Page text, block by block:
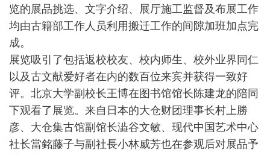
览的展品挑选、文字介绍、展厅施工监督及布展工作
均由古籍部工作人员利用搬迁工作的间隙加班加点完
成。
展览吸引了包括返校校友、校内师生、校外业界同仁
以及古文献爱好者在内的数百位来宾并获得一致好
评。北京大学副校长王博在图书馆馆长陈建龙的陪同
下观看了展览。来自日本的大仓财团理事长村上勝
彦、大仓集古馆副馆长澁谷文敏、现代中国艺术中心
社长當銘藤子与副社長小林威芳也在参观后对展品予